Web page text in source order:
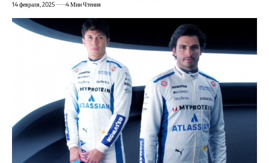
14 февраля, 2025 4 Мин Чтения